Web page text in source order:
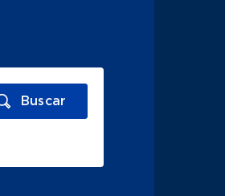
Buscar